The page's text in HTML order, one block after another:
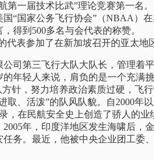
第一届技术比武”理论竞赛第一名。
“国家公务飞行协会”（NBAA）
得到500多名与会代表的称赞。
代表参加了在新加坡召开的亚太地
司第三飞行大队大队长，管理着
的年轻人来说，肩负的是一个充满
针，努力培养政治素质过硬，飞
取、活泼”的队风队貌。自2000年
，在民航安全史上创造了骄人的
年，印度洋地区发生海啸后，
务。最近，他被中央企业团工委